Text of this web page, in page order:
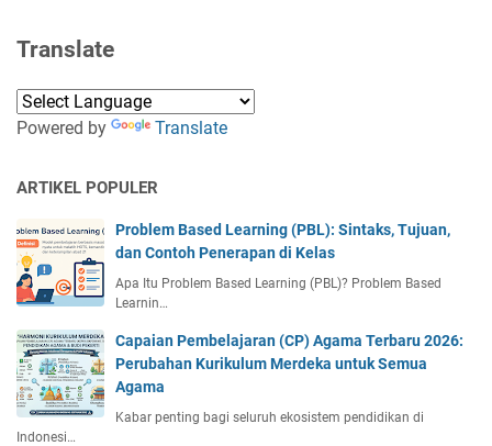
Translate
Powered by Translate
ARTIKEL POPULER
Problem Based Learning (PBL): Sintaks, Tujuan,
dan Contoh Penerapan di Kelas
Apa Itu Problem Based Learning (PBL)? Problem Based
Learnin…
Capaian Pembelajaran (CP) Agama Terbaru 2026:
Perubahan Kurikulum Merdeka untuk Semua
Agama
Kabar penting bagi seluruh ekosistem pendidikan di
Indonesi…